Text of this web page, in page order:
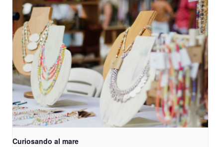
Curiosando al mare